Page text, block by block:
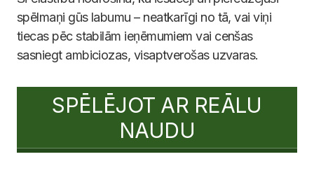
spēlmaņi gūs labumu – neatkarīgi no tā, vai viņi
tiecas pēc stabilām ieņēmumiem vai cenšas
sasniegt ambiciozas, visaptverošas uzvaras.
SPĒLĒJOT AR REĀLU
NAUDU